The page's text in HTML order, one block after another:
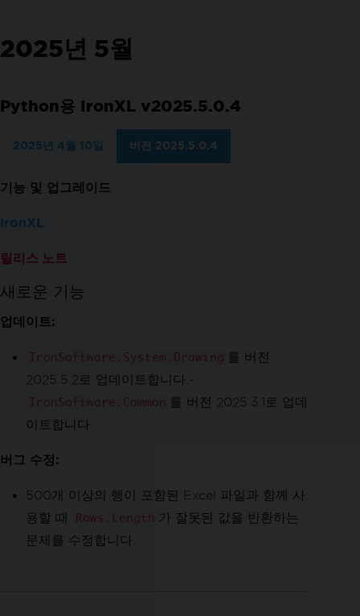
2025년 5월
Python용 IronXL v2025.5.0.4
2025년 4월 10일 버전 2025.5.0.4
기능 및 업그레이드
IronXL
릴리스 노트
새로운 기능
업데이트:
IronSoftware.System.Drawing 를 버전
2025.5.2로 업데이트합니다.-
IronSoftware.Common 를 버전 2025.3.1로 업데
이트합니다.
버그 수정:
500개 이상의 행이 포함된 Excel 파일과 함께 사
용할 때
Rows.Length 가 잘못된 값을 반환하는
문제를 수정합니다.